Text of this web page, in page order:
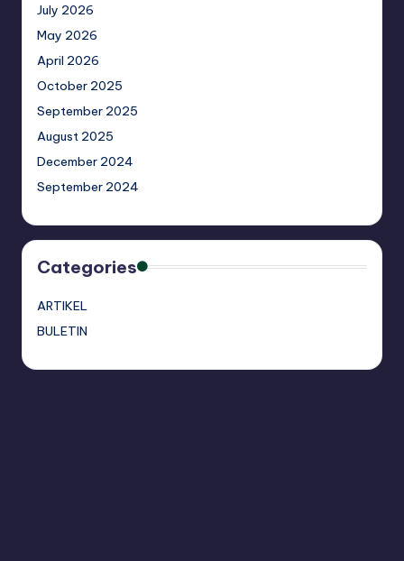
July 2026
May 2026
April 2026
October 2025
September 2025
August 2025
December 2024
September 2024
Categories
ARTIKEL
BULETIN